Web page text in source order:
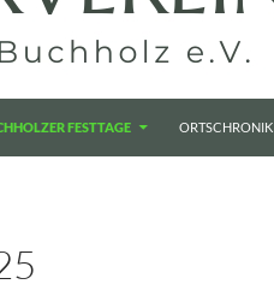
FESTTAGE ORTSCHRONIK